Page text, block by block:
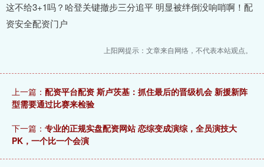
这不给3+1吗？哈登关键撤步三分追平 明显被绊倒没响哨啊！配
资安全配资门户
上阳网提示：文章来自网络，不代表本站观点。
上一篇： 配资平台配资 斯卢茨基：抓住最后的晋级机会 新援新阵
型需要通过比赛来检验
下一篇： 专业的正规实盘配资网站 恋综变成演综，全员演技大
PK，一个比一个会演